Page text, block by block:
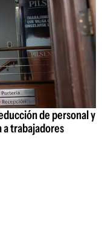
de personal y
trabajadores